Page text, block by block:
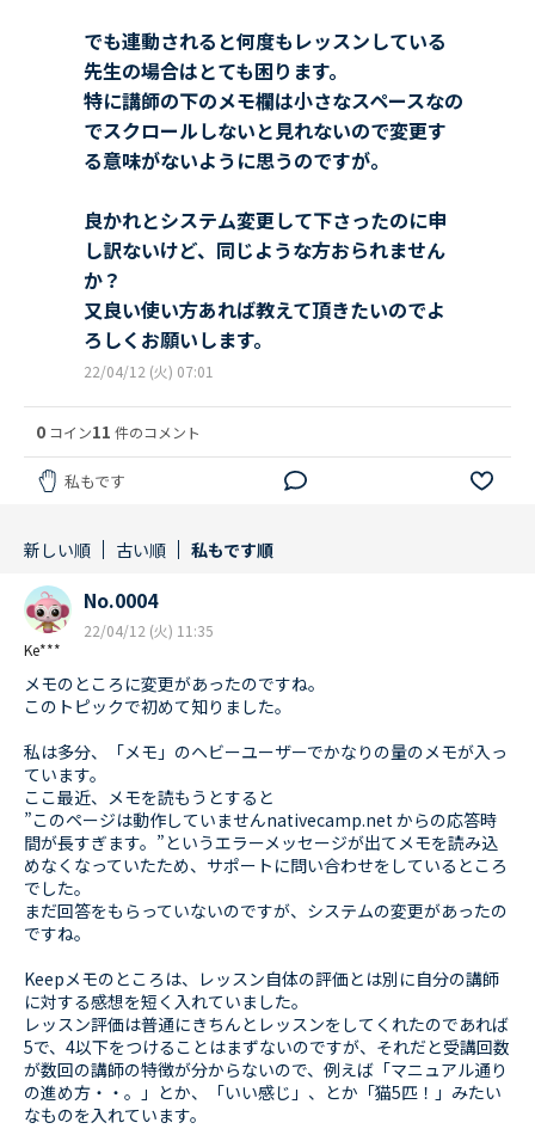
でも連動されると何度もレッスンしている
先生の場合はとても困ります。
特に講師の下のメモ欄は小さなスペースなの
でスクロールしないと見れないので変更す
る意味がないように思うのですが。
良かれとシステム変更して下さったのに申
し訳ないけど、同じような方おられません
か？
又良い使い方あれば教えて頂きたいのでよ
ろしくお願いします。
22/04/12 (火) 07:01
0 コイン11 件のコメント
私もです
新しい順 古い順 私もです順
Ke***
No.0004
22/04/12 (火) 11:35
メモのところに変更があったのですね。
このトピックで初めて知りました。
私は多分、「メモ」のヘビーユーザーでかなりの量のメモが入っ
ています。
ここ最近、メモを読もうとすると
”このページは動作していませんnativecamp.net からの応答時
間が長すぎます。”というエラーメッセージが出てメモを読み込
めなくなっていたため、サポートに問い合わせをしているところ
でした。
まだ回答をもらっていないのですが、システムの変更があったの
ですね。
Keepメモのところは、レッスン自体の評価とは別に自分の講師
に対する感想を短く入れていました。
レッスン評価は普通にきちんとレッスンをしてくれたのであれば
5で、4以下をつけることはまずないのですが、それだと受講回数
が数回の講師の特徴が分からないので、例えば「マニュアル通り
の進め方・・。」とか、「いい感じ」、とか「猫5匹！」みたい
なものを入れています。